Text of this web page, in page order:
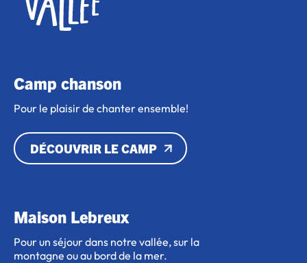
Camp chanson
Pour le plaisir de chanter ensemble!
DÉCOUVRIR LE CAMP
Maison Lebreux
Pour un séjour dans notre vallée, sur la
montagne ou au bord de la mer.